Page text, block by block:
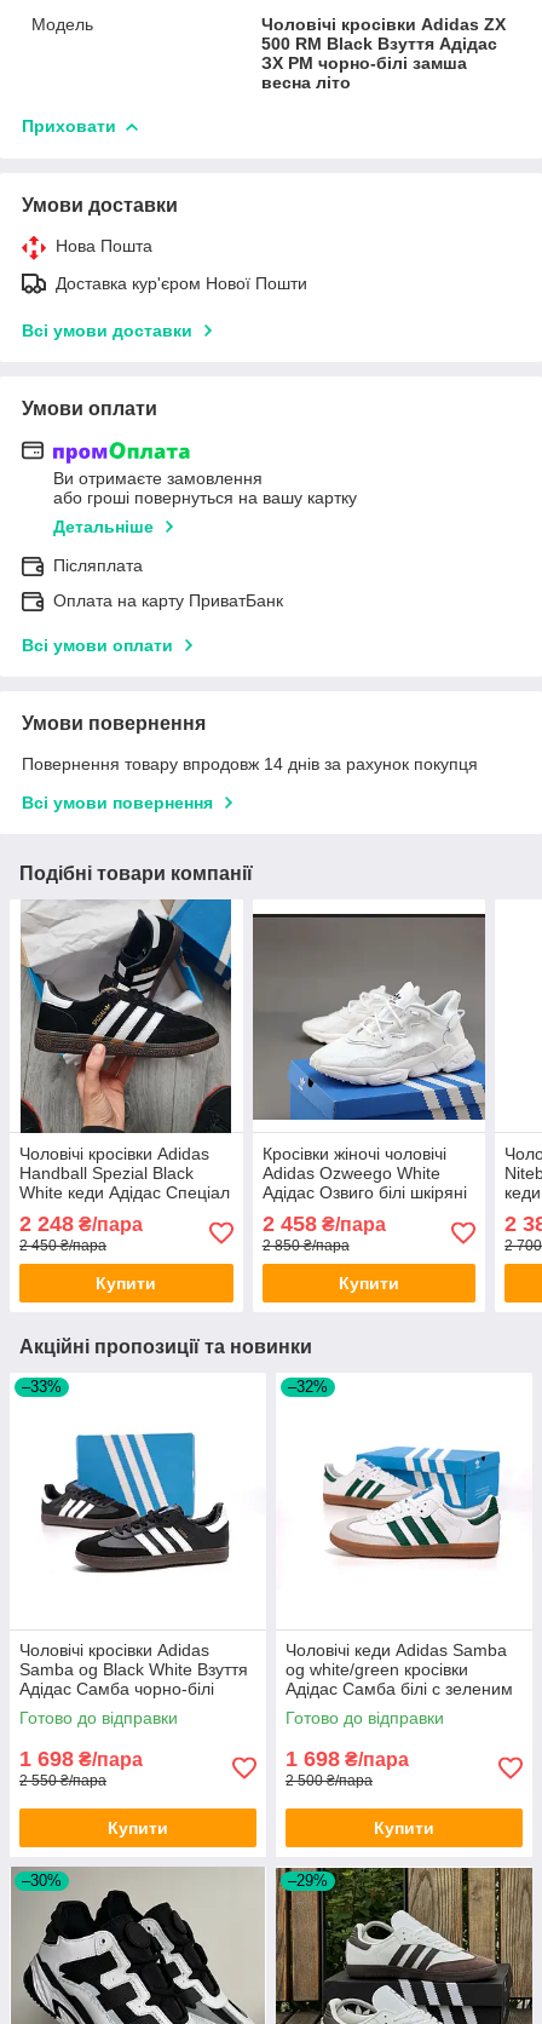
Модель
Чоловічі кросівки Adidas ZX
500 RM Black Взуття Адідас
ЗХ РМ чорно-білі замша
весна літо
Приховати
Умови доставки
Нова Пошта
Доставка кур'єром Нової Пошти
Всі умови доставки
Умови оплати
Ви отримаєте замовлення
або гроші повернуться на вашу картку
Детальніше
Післяплата
Оплата на карту ПриватБанк
Всі умови оплати
Умови повернення
Повернення товару впродовж 14 днів за рахунок покупця
Всі умови повернення
Подібні товари компанії
Чоловічі кросівки Adidas
Handball Spezial Black
White кеди Адідас Спеціал
весна осінь
2 248 ₴/пара
2 450 ₴/пара
Купити
Кросівки жіночі чоловічі
Adidas Ozweego White
Адідас Озвиго білі шкіряні
2 458₴/пара
2 850 ₴/пара
Купити
2
2
Акційні пропозиції та новинки
–33%
Чоловічі кросівки Adidas
Samba og Black White Взуття
Адідас Самба чорно-білі
Готово до відправки
1 698 ₴/пара
2 550 ₴/пара
Купити
–32%
Чоловічі кеди Adidas Samba
og white/green кросівки
Адідас Самба білі с зеленим
спортивні весна осінь
Готово до відправки
1 698 ₴/пара
2 500 ₴/пара
Купити
–30% –29%